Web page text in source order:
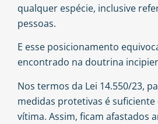
qualquer espécie, inclusive
pessoas.
E esse posicionamento
encontrado na doutrina
Nos termos da Lei 14.550/23,
medidas protetivas é
vítima. Assim, ficam afastados